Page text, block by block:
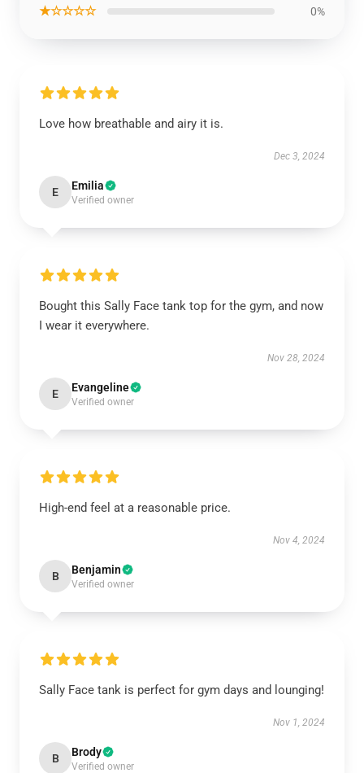
★☆☆☆☆ 0%
Love how breathable and airy it is.
Dec 3, 2024
E Emilia
Verified owner
Bought this Sally Face tank top for the gym, and now
I wear it everywhere.
Nov 28, 2024
E Evangeline
Verified owner
High-end feel at a reasonable price.
Nov 4, 2024
B Benjamin
Verified owner
Sally Face tank is perfect for gym days and lounging!
Nov 1, 2024
B Brody
Verified owner